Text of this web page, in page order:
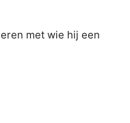
met wie hij een